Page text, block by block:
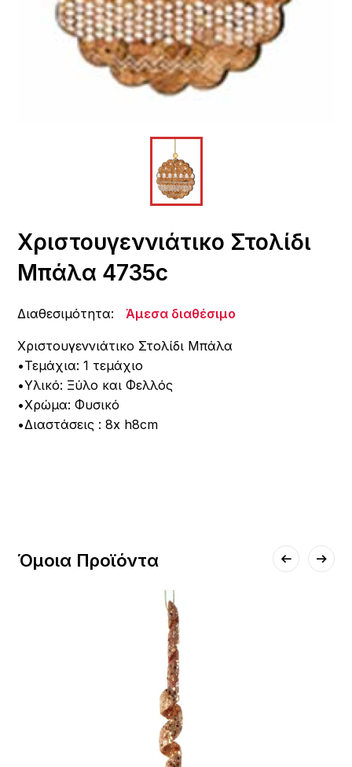
Χριστουγεννιάτικο Στολίδι
Μπάλα 4735c
Διαθεσιμότητα: Άμεσα διαθέσιμο
Χριστουγεννιάτικο Στολίδι Μπάλα
•Τεμάχια: 1 τεμάχιο
•Υλικό: Ξύλο και Φελλός
•Χρώμα: Φυσικό
•Διαστάσεις : 8x h8cm
Όμοια Προϊόντα